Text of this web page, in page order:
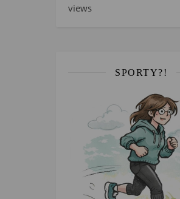
views
SPORTY?!